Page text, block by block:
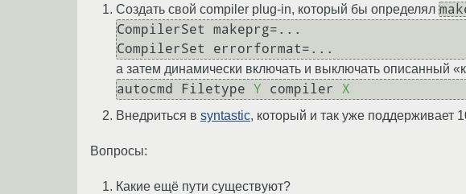
Создать свой compiler plug-in, который бы определял
CompilerSet makeprg= ...
CompilerSet errorformat=
а затем динамически включать и выключать описанный
autocmd Filetype Y compiler X
Внедриться в syntastic, который и так уже поддерживает
Вопросы:
Какие ещё пути существуют?